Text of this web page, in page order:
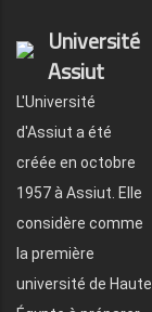
Université
Assiut
L'Université
d'Assiut a été
créée en octobre
1957 à Assiut. Elle
considère comme
la première
université de Haute